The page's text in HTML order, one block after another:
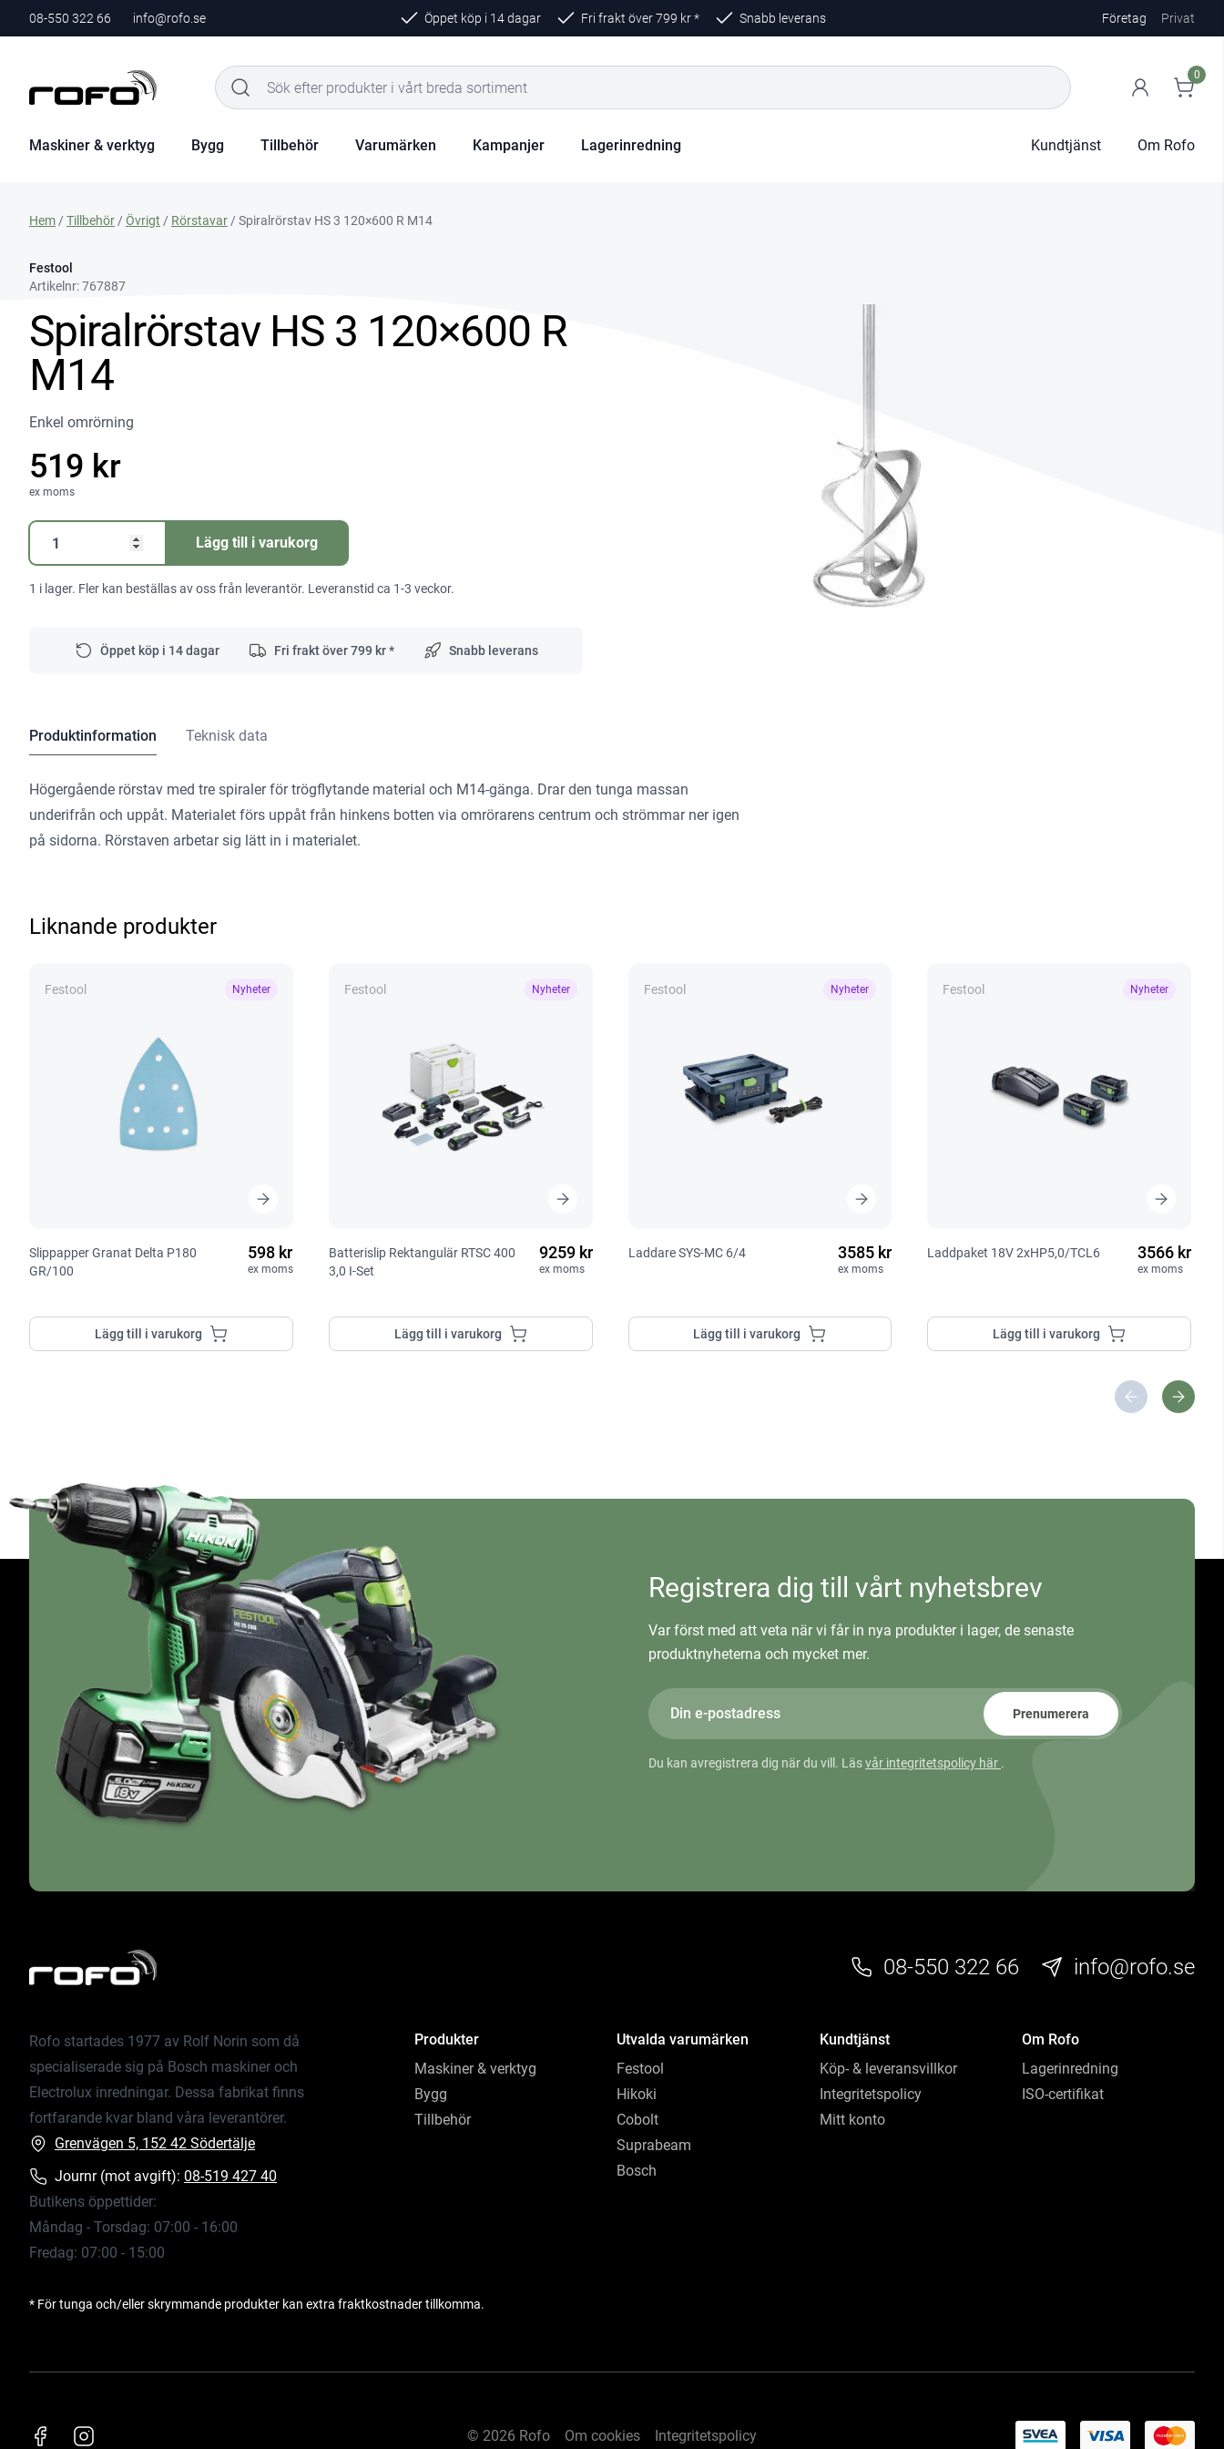
08-550 322 66 info@rofo.se Öppet köp i 14 dagar Fri frakt över799 kr * Snabb leverans Företag Privat
0
Maskiner & verktyg Bygg Tillbehör Varumärken Kampanjer Lagerinredning Kundtjänst Om Rofo
Hem /Tillbehör /Övrigt / Rörstavar / Spiralrörstav HS 3 120×600 R M14
Festool
Artikelnr:767887
Spiralrörstav HS 3 120×600 R
M14
Enkel omrörning
519 kr
ex moms
Spiralrörstav
120x600
Lägg till i varukorg
1 i lager. Fler kan beställas av oss från leverantör. Leveranstid ca 1-3 veckor.
Öppet köp i 14 dagar Fri frakt över799 kr * Snabb leverans
Produktinformation Teknisk data
Högergående rörstav med tre spiraler för trögflytande material och M14-gänga. Drar den tunga massan
underifrån och uppåt. Materialet förs uppåt från hinkens botten via omrörarens centrum och strömmar ner igen
på sidorna. Rörstaven arbetar sig lätt in i materialet.
Liknande produkter
Festool Nyheter
Slippapper Granat Delta P180
GR/100
598 kr
ex moms
Lägg till i varukorg
Festool Nyheter
Batterislip Rektangulär RTSC 400
3,0 I-Set
9259 kr
ex moms
Lägg till i varukorg
Festool Nyheter
Laddare SYS-MC 6/4 3585 kr
ex moms
Lägg till i varukorg
Festool Nyheter
Laddpaket 18V 2xHP5,0/TCL6 3566 kr
ex moms
Lägg till i varukorg
Registrera dig till vårt nyhetsbrev
Var först med att veta när vi får in nya produkter i lager, de senaste
produktnyheterna och mycket mer.
Prenumerera
Du kan avregistrera dig när du vill. Läsvår integritetspolicy här .
08-550 322 66 info@rofo.se
Rofo startades 1977 av Rolf Norin som då
specialiserade sig på Bosch maskiner och
Electrolux inredningar. Dessa fabrikat finns
fortfarande kvar bland våra leverantörer.
Grenvägen 5, 152 42 Södertälje
Journr (mot avgift): 08-519 427 40
Butikens öppettider:
Måndag - Torsdag: 07:00 - 16:00
Fredag: 07:00 - 15:00
Produkter
Maskiner & verktyg
Bygg
Tillbehör
Utvalda varumärken
Festool
Hikoki
Cobolt
Suprabeam
Bosch
Kundtjänst
Köp- & leveransvillkor
Integritetspolicy
Mitt konto
Om Rofo
Lagerinredning
ISO-certifikat
* För tunga och/eller skrymmande produkter kan extra fraktkostnader tillkomma.
© 2026 Rofo Om cookies Integritetspolicy